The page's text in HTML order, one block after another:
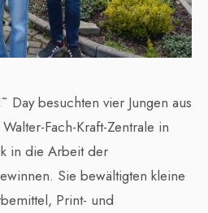
Day besuchten vier Jungen aus
Fach-Kraft-Zentrale in
in die Arbeit der
Sie bewältigten kleine
Print- und